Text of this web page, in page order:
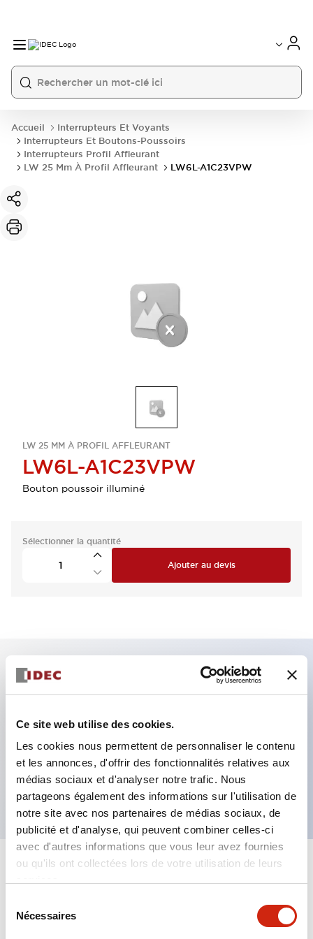
Ce site web utilise des cookies.
Les cookies nous permettent de personnaliser le contenu
et les annonces, d'offrir des fonctionnalités relatives aux
médias sociaux et d'analyser notre trafic. Nous
partageons également des informations sur l'utilisation de
notre site avec nos partenaires de médias sociaux, de
publicité et d'analyse, qui peuvent combiner celles-ci
avec d'autres informations que vous leur avez fournies
ou qu'ils ont collectées lors de votre utilisation de leurs
Nécessaires
Accueil
Interrupteurs Et Voyants
Interrupteurs Et Boutons-Poussoirs
Interrupteurs Profil Affleurant
LW 25 Mm À Profil Affleurant
LW6L-A1C23VPW
LW 25 MM À PROFIL AFFLEURANT
LW6L-A1C23VPW
Bouton poussoir illuminé
Sélectionner la quantité
Ajouter au devis
Fixation par regroupement possible
Le commutateur sélecteur avec clé adopte une
structure à goupille à cylindre haute sécurité
La structure de protection est IP65 (IEC60529)
Spécifications